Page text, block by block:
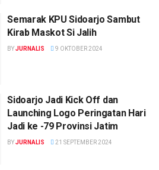
Semarak KPU Sidoarjo Sambut
Kirab Maskot Si Jalih
BYJURNALIS 9 OKTOBER 2024
Sidoarjo Jadi Kick Off dan
Launching Logo Peringatan Hari
Jadi ke -79 Provinsi Jatim
BYJURNALIS 21 SEPTEMBER 2024